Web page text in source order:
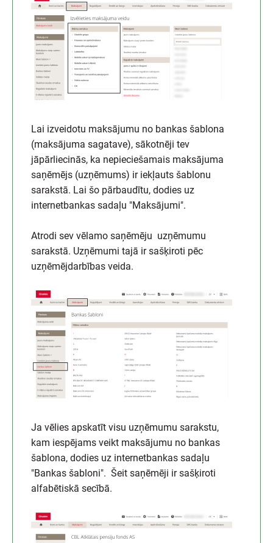
Lai izveidotu maksājumu no bankas šablona
(maksājuma sagatave), sākotnēji tev
jāpārliecinās, ka nepieciešamais maksājuma
saņēmējs (uzņēmums) ir iekļauts šablonu
sarakstā. Lai šo pārbaudītu, dodies uz
internetbankas sadaļu "Maksājumi".
Atrodi sev vēlamo saņēmēju uzņēmumu
sarakstā. Uzņēmumi tajā ir sašķiroti pēc
uzņēmējdarbības veida.
Ja vēlies apskatīt visu uzņēmumu sarakstu,
kam iespējams veikt maksājumu no bankas
šablona, dodies uz internetbankas sadaļu
"Bankas šabloni". Šeit saņēmēji ir sašķiroti
alfabētiskā secībā.